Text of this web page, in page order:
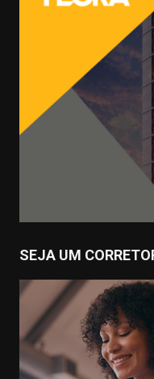
SEJA UM